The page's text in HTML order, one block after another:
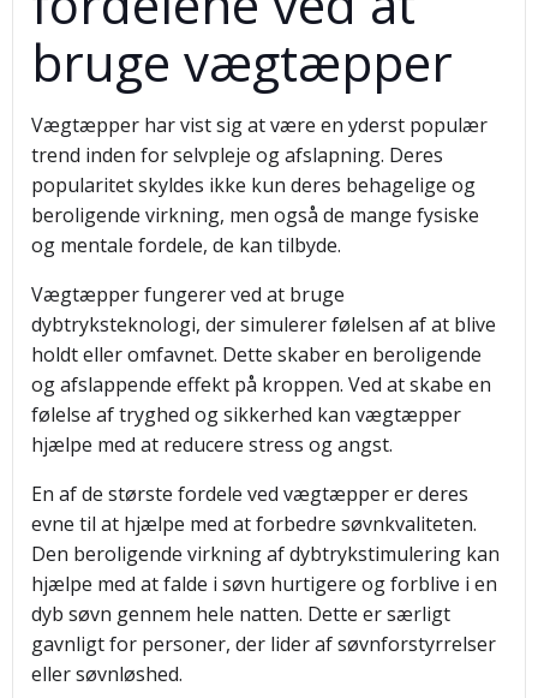
bruge vægtæpper
Vægtæpper har vist sig at være en yderst populær
trend inden for selvpleje og afslapning. Deres
popularitet skyldes ikke kun deres behagelige og
beroligende virkning, men også de mange fysiske
og mentale fordele, de kan tilbyde.
Vægtæpper fungerer ved at bruge
dybtryksteknologi, der simulerer følelsen af at blive
holdt eller omfavnet. Dette skaber en beroligende
og afslappende effekt på kroppen. Ved at skabe en
følelse af tryghed og sikkerhed kan vægtæpper
hjælpe med at reducere stress og angst.
En af de største fordele ved vægtæpper er deres
evne til at hjælpe med at forbedre søvnkvaliteten.
Den beroligende virkning af dybtrykstimulering kan
hjælpe med at falde i søvn hurtigere og forblive i en
dyb søvn gennem hele natten. Dette er særligt
gavnligt for personer, der lider af søvnforstyrrelser
eller søvnløshed.